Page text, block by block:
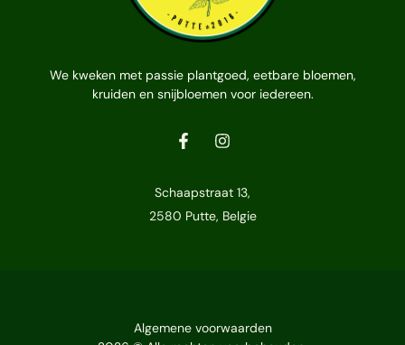
We kweken met passie plantgoed, eetbare bloemen,
kruiden en snijbloemen voor iedereen.
Schaapstraat 13,
2580 Putte, Belgie
Algemene voorwaarden